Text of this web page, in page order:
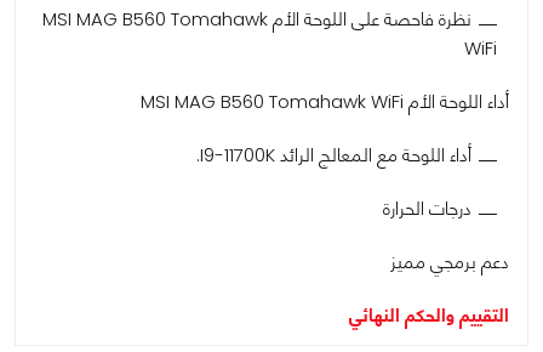
نظرة فاحصة على اللوحة الأم MSI MAG B560 Tomahawk
WiFi
أداء اللوحة الأم MSI MAG B560 Tomahawk WiFi
أداء اللوحة مع المعالج الرائد I9-11700K.
درجات الحرارة
دعم برمجي مميز
التقييم والحكم النهائي